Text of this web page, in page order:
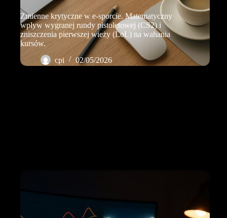
Zmienne krytyczne w e-sporcie. Matematyczny
wpływ wygranej rundy pistoletowej (CS2) i
zniszczenia pierwszej wieży (LoL) na wahania
kursów.
cpi
02/05/2026